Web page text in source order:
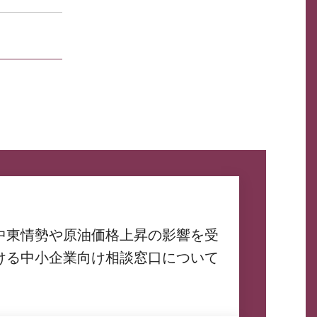
東情勢や原油価格上昇の影響を受
る中小企業向け相談窓口について